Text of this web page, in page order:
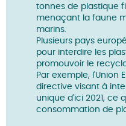
tonnes de plastique
menaçant la faune
marins.
Plusieurs pays
pour interdire les
promouvoir le
Par exemple, l'Union
directive visant à
unique d'ici 2021, ce
consommation de